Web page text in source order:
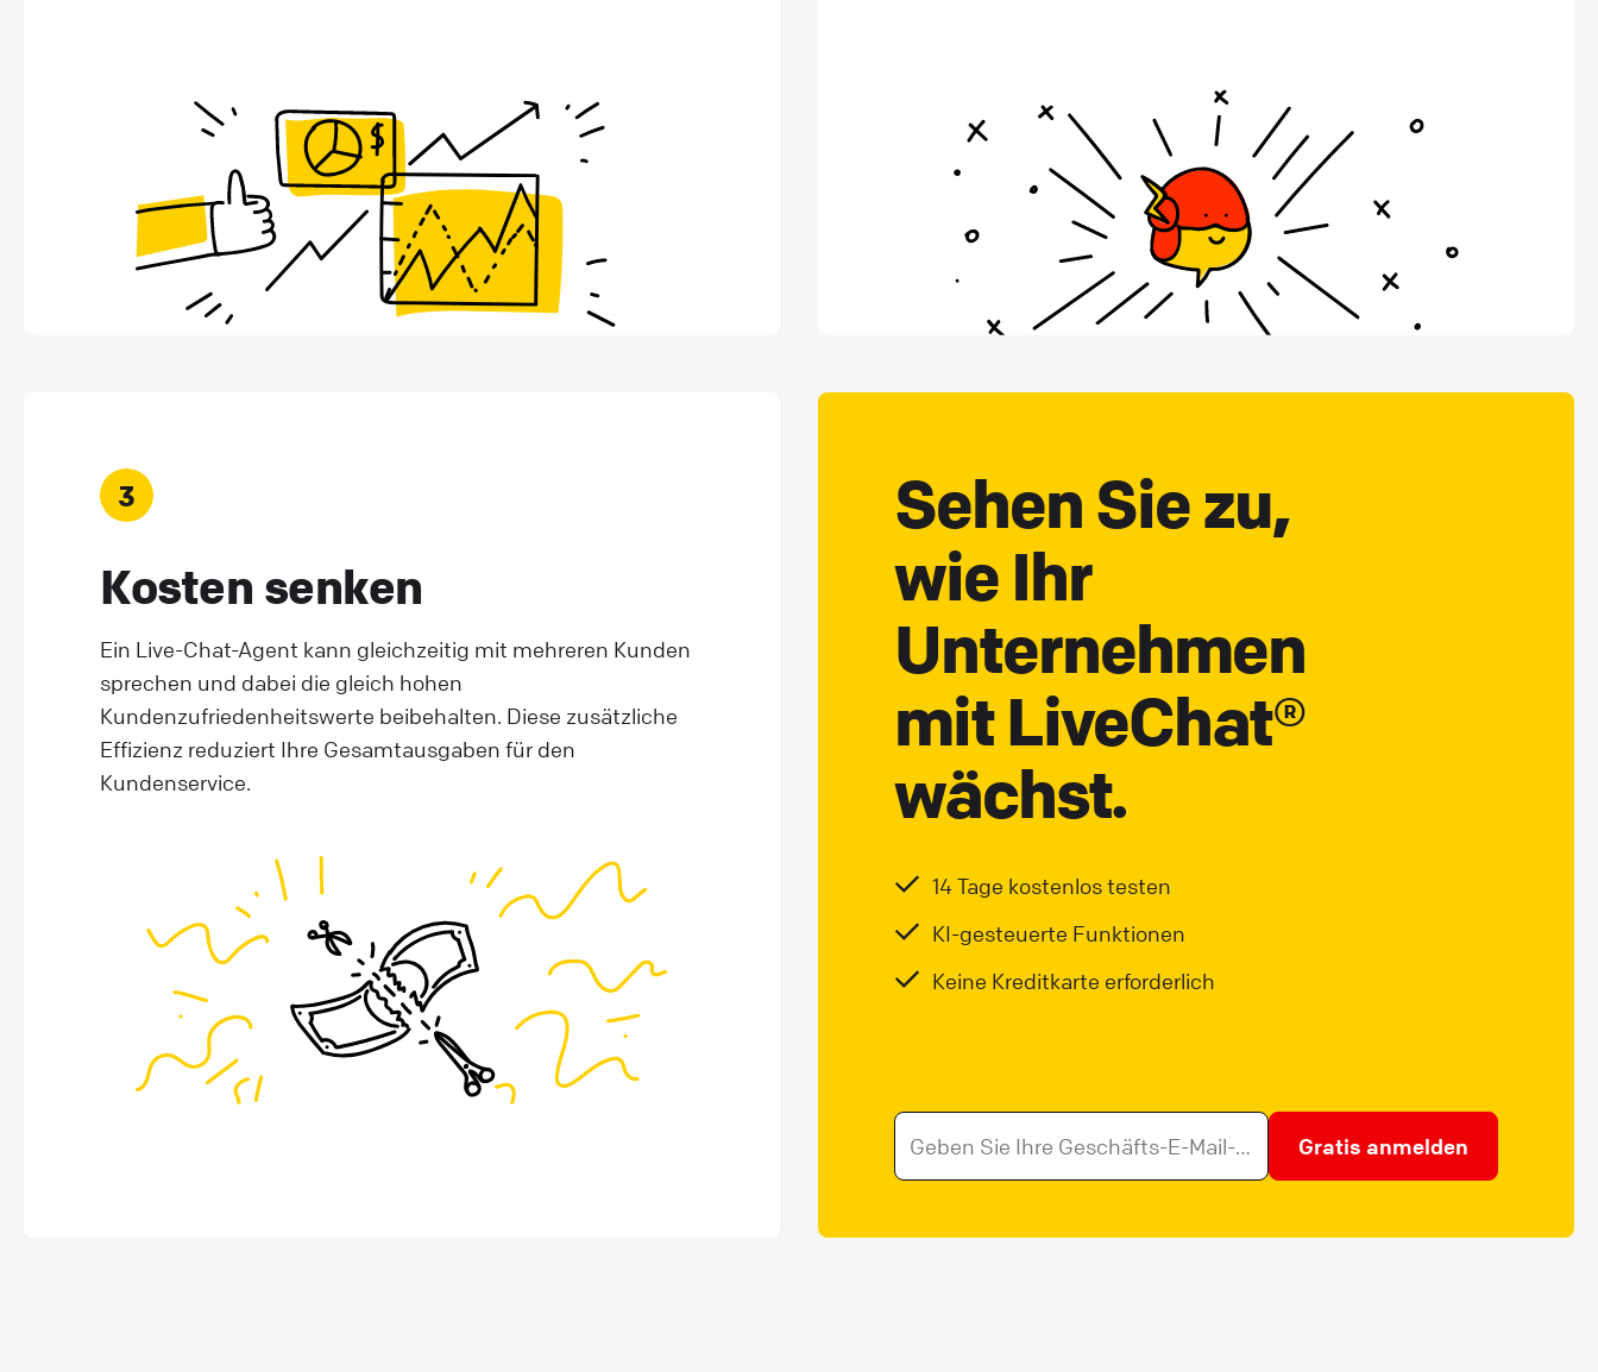
3
Kosten senken
Ein Live-Chat-Agent kann gleichzeitig mit mehreren Kunden
sprechen und dabei die gleich hohen
Kundenzufriedenheitswerte beibehalten. Diese zusätzliche
Effizienz reduziert Ihre Gesamtausgaben für den
Kundenservice.
Sehen Sie zu,
wie Ihr
Unternehmen
mit LiveChat®
wächst.
14 Tage kostenlos testen
KI-gesteuerte Funktionen
Keine Kreditkarte erforderlich
Gratis anmelden